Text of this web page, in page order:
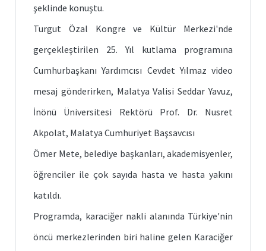
şeklinde konuştu.
Turgut Özal Kongre ve Kültür Merkezi'nde
gerçekleştirilen 25. Yıl kutlama programına
Cumhurbaşkanı Yardımcısı Cevdet Yılmaz video
mesaj gönderirken, Malatya Valisi Seddar Yavuz,
İnönü Üniversitesi Rektörü Prof. Dr. Nusret
Akpolat, Malatya Cumhuriyet Başsavcısı
Ömer Mete, belediye başkanları, akademisyenler,
öğrenciler ile çok sayıda hasta ve hasta yakını
katıldı.
Programda, karaciğer nakli alanında Türkiye'nin
öncü merkezlerinden biri haline gelen Karaciğer